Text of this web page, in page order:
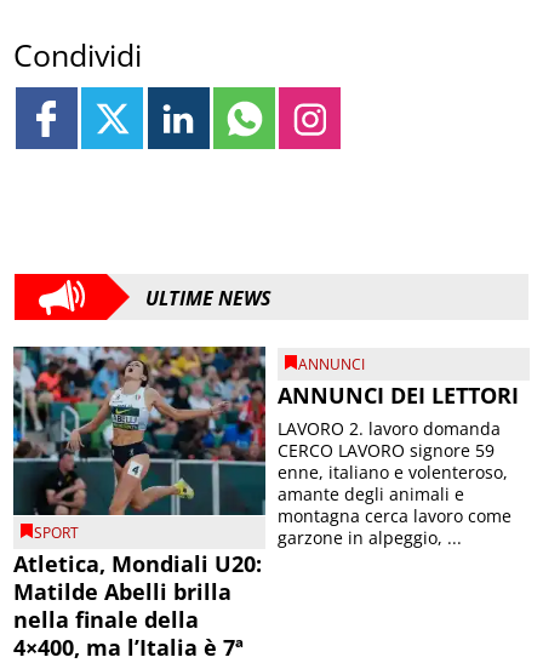
Condividi
ULTIME NEWS
SPORT
Atletica, Mondiali U20:
Matilde Abelli brilla
nella finale della
4×400, ma l’Italia è 7ª
ANNUNCI
ANNUNCI DEI LETTORI
LAVORO 2. lavoro domanda
CERCO LAVORO signore 59
enne, italiano e volenteroso,
amante degli animali e
montagna cerca lavoro come
garzone in alpeggio, ...